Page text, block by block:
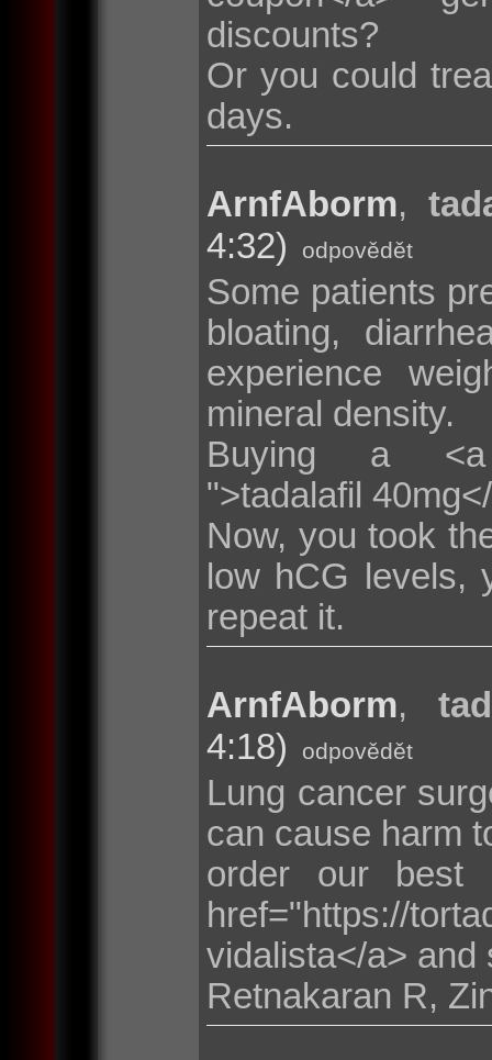
discounts?
Or you could
days.
ArnfAborm,
4:32)
odpovědět
Some patients
bloating,
experience
mineral density.
Buying a <a
">tadalafil
Now, you took
low hCG levels,
repeat it.
ArnfAborm,
4:18)
odpovědět
Lung cancer
can cause harm
order our best
href="https://
vidalista</a> and
Retnakaran R,